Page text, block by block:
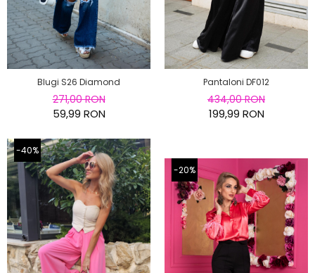
Blugi S26 Diamond
271,00 RON
59,99 RON
Pantaloni DF012
434,00 RON
199,99 RON
-40%
-20%